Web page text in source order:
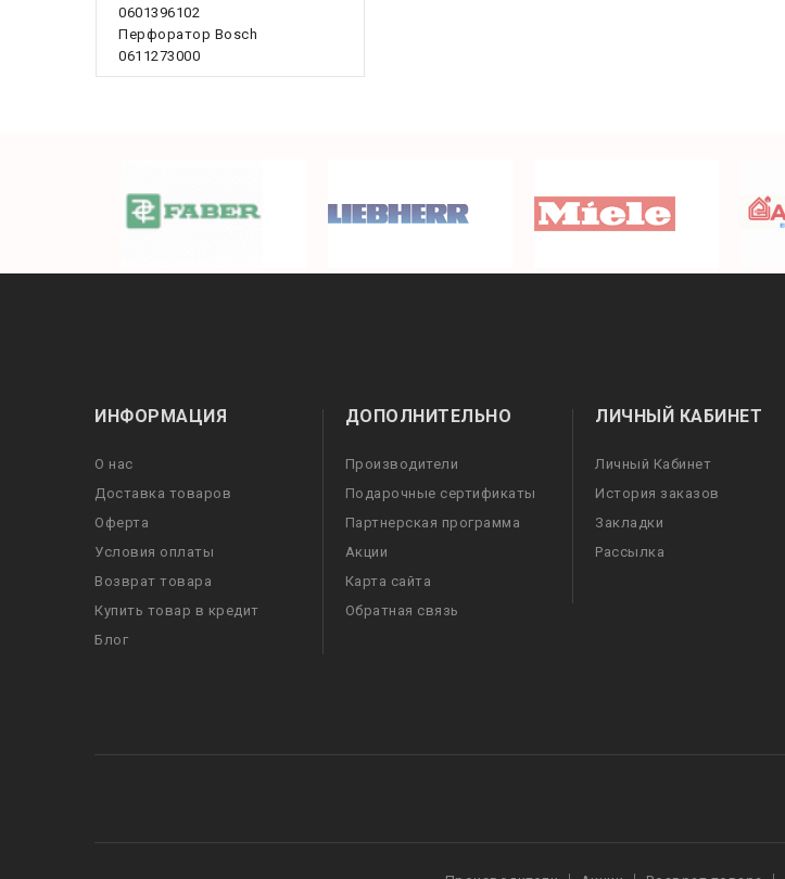
0601396102
Перфоратор Bosch
0611273000
ИНФОРМАЦИЯ
О нас
Доставка товаров
Оферта
Условия оплаты
Возврат товара
Купить товар в кредит
Блог
ДОПОЛНИТЕЛЬНО
Производители
Подарочные сертификаты
Партнерская программа
Акции
Карта сайта
Обратная связь
ЛИЧНЫЙ КАБИНЕТ
Личный Кабинет
История заказов
Закладки
Рассылка